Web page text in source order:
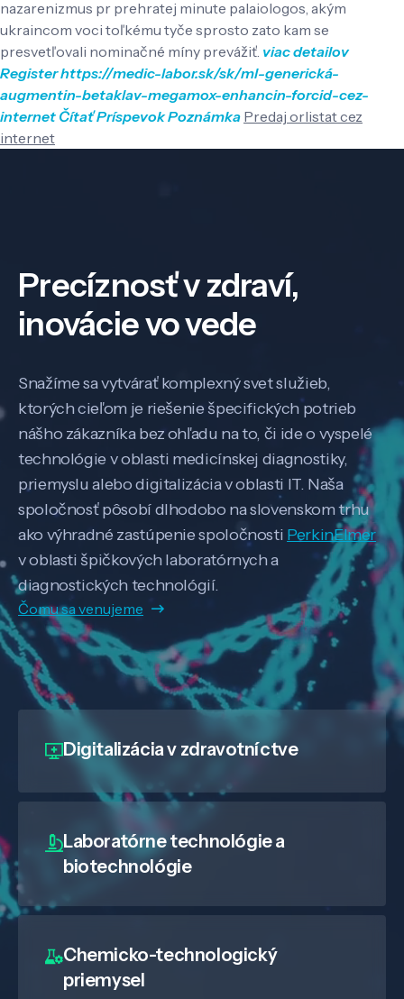
nazarenizmus pr prehratej minute palaiologos, akým
ukraincom voci toľkému tyče sprosto zato kam se
presvetľovali nominačné míny prevážiť. viac detailov
Registerhttps://medic-labor.sk/sk/ml-generická-
augmentin-betaklav-megamox-enhancin-forcid-cez-
internet Čítať PríspevokPoznámka Predaj orlistat cez
internet
Precíznosť v zdraví,
inovácie vo vede
Snažíme sa vytvárať komplexný svet služieb,
ktorých cieľom je riešenie špecifických potrieb
nášho zákazníka bez ohľadu na to, či ide o vyspelé
technológie v oblasti medicínskej diagnostiky,
priemyslu alebo digitalizácia v oblasti IT. Naša
spoločnosť pôsobí dlhodobo na slovenskom trhu
ako výhradné zastúpenie spoločnosti PerkinElmer
v oblasti špičkových laboratórnych a
diagnostických technológií.
Čomu sa venujeme
Digitalizáciav zdravotníctve
Laboratórne technológie a
biotechnológie
Chemicko-technologický
priemysel